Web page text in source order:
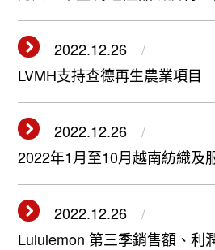
2022.12.26
LVMH支持查德再生農業項目
2022.12.26
2022年1月至10月越南紡織及
2022.12.26
Lululemon 第三季銷售額、利